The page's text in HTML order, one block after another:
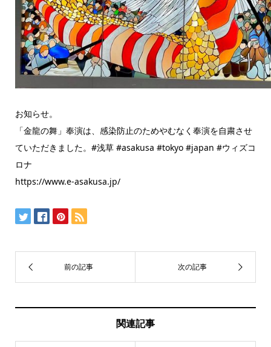
お知らせ。
「金龍の舞」奉演は、感染防止のためやむなく奉演を自粛させ
ていただきました。#浅草 #asakusa #tokyo #japan #ウィズコ
ロナ
https://www.e-asakusa.jp/
関連記事